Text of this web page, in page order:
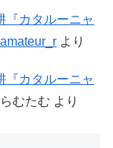
『カタルーニャ
amateur_r より
『カタルーニャ
らむたむ より